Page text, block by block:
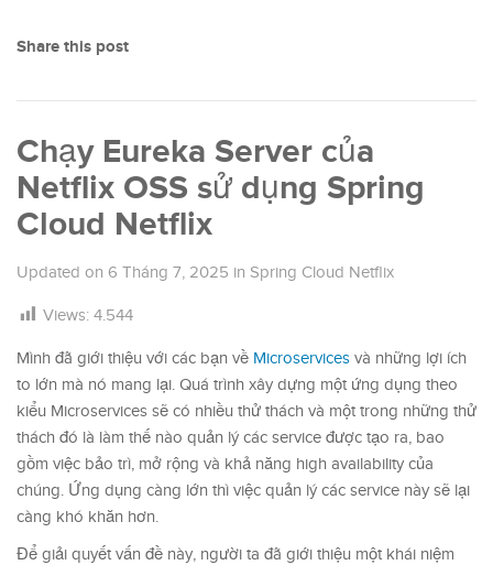
Share this post
Chạy Eureka Server của
Netflix OSS sử dụng Spring
Cloud Netflix
Updated on 6 Tháng 7, 2025 in Spring Cloud Netflix
Views: 4.544
Mình đã giới thiệu với các bạn về Microservices và những lợi ích
to lớn mà nó mang lại. Quá trình xây dựng một ứng dụng theo
kiểu Microservices sẽ có nhiều thử thách và một trong những thử
thách đó là làm thế nào quản lý các service được tạo ra, bao
gồm việc bảo trì, mở rộng và khả năng high availability của
chúng. Ứng dụng càng lớn thì việc quản lý các service này sẽ lại
càng khó khăn hơn.
Để giải quyết vấn đề này, người ta đã giới thiệu một khái niệm